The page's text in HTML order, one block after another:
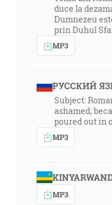
duce la
Dumnezeu
prin Duhul
MP3
РУССКИЙ
Subject:
ashamed;
poured out in
MP3
MP3